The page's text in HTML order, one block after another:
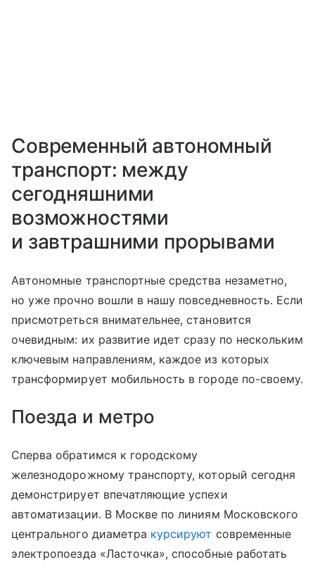
Современный автономный
транспорт: между
сегодняшними
возможностями
и завтрашними прорывами
Автономные транспортные средства незаметно,
но уже прочно вошли в нашу повседневность. Если
присмотреться внимательнее, становится
очевидным: их развитие идет сразу по нескольким
ключевым направлениям, каждое из которых
трансформирует мобильность в городе по-своему.
Поезда и метро
Сперва обратимся к городскому
железнодорожному транспорту, который сегодня
демонстрирует впечатляющие успехи
автоматизации. В Москве по линиям Московского
центрального диаметра курсируют современные
электропоезда «Ласточка», способные работать